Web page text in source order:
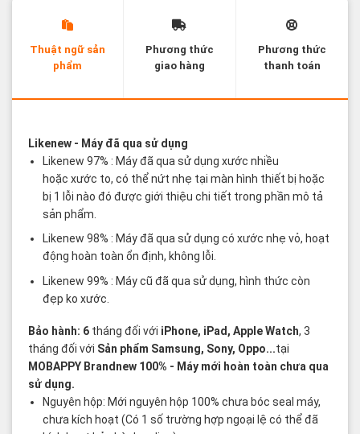
Thuật ngữ sản
phẩm
Phương thức
giao hàng
Phương thức
thanh toán
Likenew- Máy đã qua sử dụng
Likenew 97% : Máy đã qua sử dụng xước nhiều
hoặc xước to, có thể nứt nhẹ tại màn hình thiết bị hoặc
bị 1 lỗi nào đó được giới thiệu chi tiết trong phần mô tả
sản phẩm.
Likenew 98% : Máy đã qua sử dụng có xước nhẹ vỏ, hoạt
động hoàn toàn ổn định, không lỗi.
Likenew 99% : Máy cũ đã qua sử dụng, hình thức còn
đẹp ko xước.
Bảo hành: 6 tháng đối với iPhone, iPad, Apple Watch, 3
tháng đối với Sản phẩm Samsung, Sony, Oppo...tại
MOBAPPY Brandnew 100% - Máy mới hoàn toàn chưa qua
sử dụng.
Nguyên hộp: Mới nguyên hộp 100% chưa bóc seal máy,
chưa kích hoạt (Có 1 số trường hợp ngoại lệ có thể đã